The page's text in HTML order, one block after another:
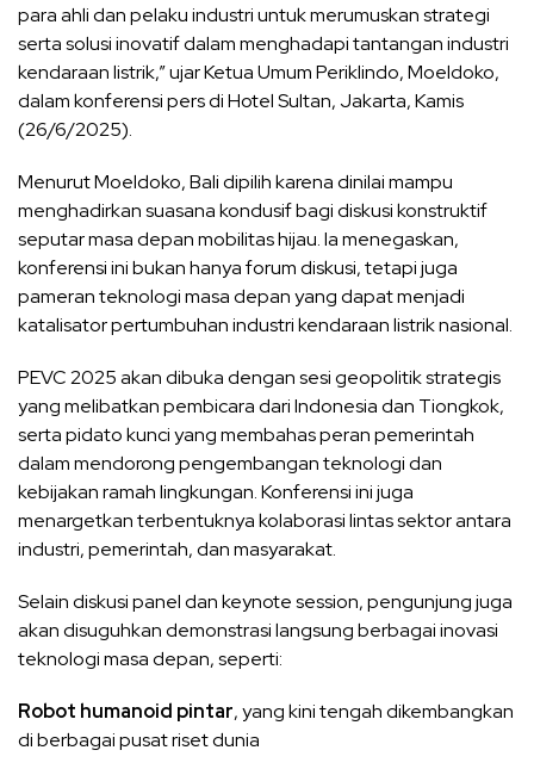
para ahli dan pelaku industri untuk merumuskan strategi
serta solusi inovatif dalam menghadapi tantangan industri
kendaraan listrik,” ujar Ketua Umum Periklindo, Moeldoko,
dalam konferensi pers di Hotel Sultan, Jakarta, Kamis
(26/6/2025).
Menurut Moeldoko, Bali dipilih karena dinilai mampu
menghadirkan suasana kondusif bagi diskusi konstruktif
seputar masa depan mobilitas hijau. Ia menegaskan,
konferensi ini bukan hanya forum diskusi, tetapi juga
pameran teknologi masa depan yang dapat menjadi
katalisator pertumbuhan industri kendaraan listrik nasional.
PEVC 2025 akan dibuka dengan sesi geopolitik strategis
yang melibatkan pembicara dari Indonesia dan Tiongkok,
serta pidato kunci yang membahas peran pemerintah
dalam mendorong pengembangan teknologi dan
kebijakan ramah lingkungan. Konferensi ini juga
menargetkan terbentuknya kolaborasi lintas sektor antara
industri, pemerintah, dan masyarakat.
Selain diskusi panel dan keynote session, pengunjung juga
akan disuguhkan demonstrasi langsung berbagai inovasi
teknologi masa depan, seperti:
Robot humanoid pintar, yang kini tengah dikembangkan
di berbagai pusat riset dunia